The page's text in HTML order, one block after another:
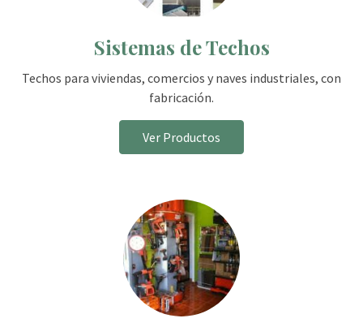
Sistemas de Techos
Techos para viviendas, comercios y naves industriales, con
fabricación.
Ver Productos